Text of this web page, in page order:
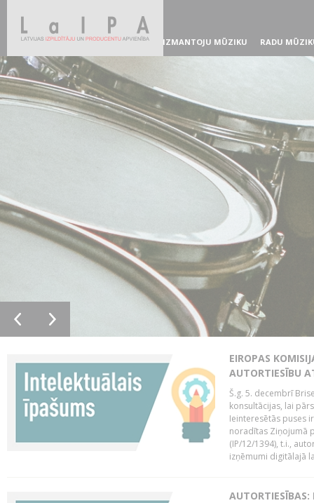
IZMANTOJU MŪZIKU RADU
EIROPAS
AUTORTIESĪBU
Š.g. 5. decembrī
konsultācijas, lai
Ieinteresētās puses
noradītas Ziņojumā
(IP/12/1394), t.i.,
izņēmumi digitālajā
AUTORTIESĪBAS: